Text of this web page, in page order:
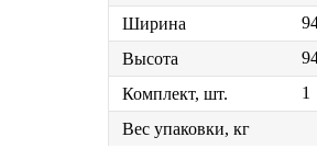
Ширина
Высота
Комплект, шт.
1
Вес упаковки, кг